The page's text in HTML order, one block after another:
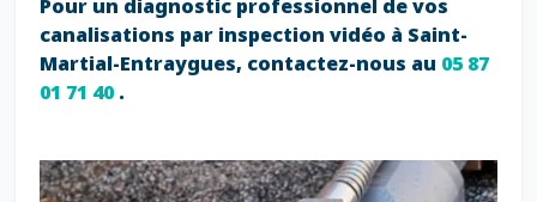
Pour un diagnostic professionnel de vos
canalisations par inspection vidéo à Saint-
Martial-Entraygues, contactez-nous au 05 87
01 71 40.